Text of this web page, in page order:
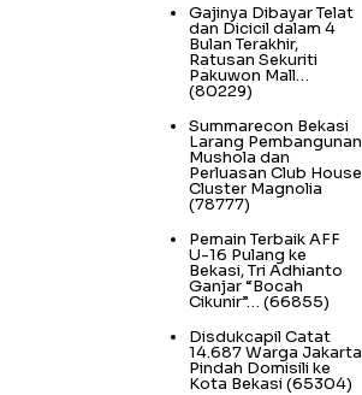
Gajinya Dibayar Telat
dan Dicicil dalam 4
Bulan Terakhir,
Ratusan Sekuriti
Pakuwon Mall…
(80229)
Summarecon Bekasi
Larang Pembangunan
Mushola dan
Perluasan Club House
Cluster Magnolia
(78777)
Pemain Terbaik AFF
U-16 Pulang ke
Bekasi, Tri Adhianto
Ganjar “Bocah
Cikunir”… (66855)
Disdukcapil Catat
14.687 Warga Jakarta
Pindah Domisili ke
Kota Bekasi (65304)